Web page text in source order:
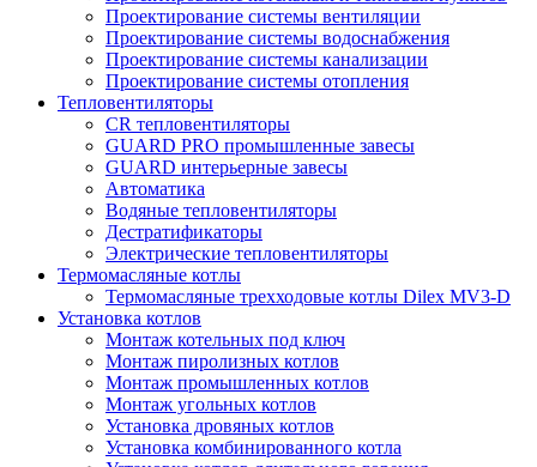
Проектирование системы вентиляции
Проектирование системы водоснабжения
Проектирование системы канализации
Проектирование системы отопления
Тепловентиляторы
CR тепловентиляторы
GUARD PRO промышленные завесы
GUARD интерьерные завесы
Автоматика
Водяные тепловентиляторы
Дестратификаторы
Электрические тепловентиляторы
Термомасляные котлы
Термомасляные трехходовые котлы Dilex MV3-D
Установка котлов
Монтаж котельных под ключ
Монтаж пиролизных котлов
Монтаж промышленных котлов
Монтаж угольных котлов
Установка дровяных котлов
Установка комбинированного котла